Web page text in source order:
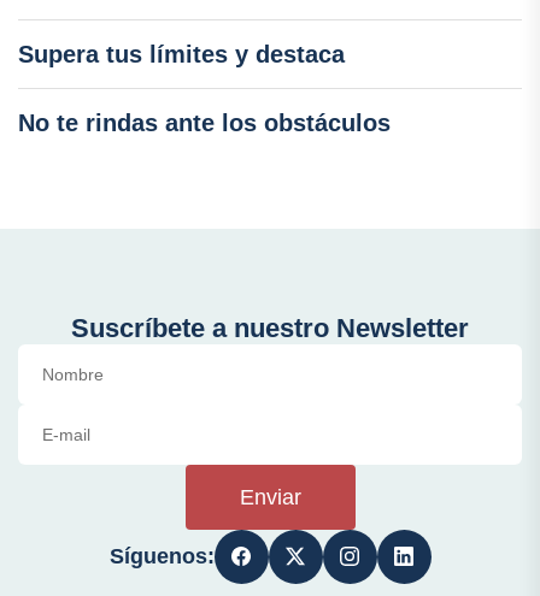
Supera tus límites y destaca
No te rindas ante los obstáculos
Suscríbete a nuestro Newsletter
Enviar
Síguenos: